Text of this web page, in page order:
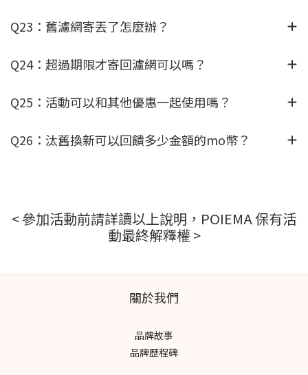
Q23：舊濾網寄丟了怎麼辦？
Q24：超過期限才寄回濾網可以嗎？
Q25：活動可以和其他優惠一起使用嗎？
Q26：汰舊換新可以回饋多少金額的mo幣？
< 參加活動前請詳讀以上說明，POIEMA 保有活
動最終解釋權 >
關於我們
品牌故事
品牌歷程碑